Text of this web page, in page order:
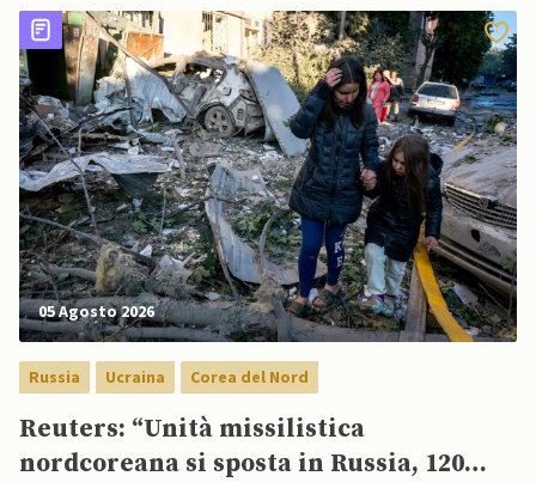
05 Agosto 2026
Russia Ucraina Corea del Nord
Reuters: “Unità missilistica
nordcoreana si sposta in Russia, 120